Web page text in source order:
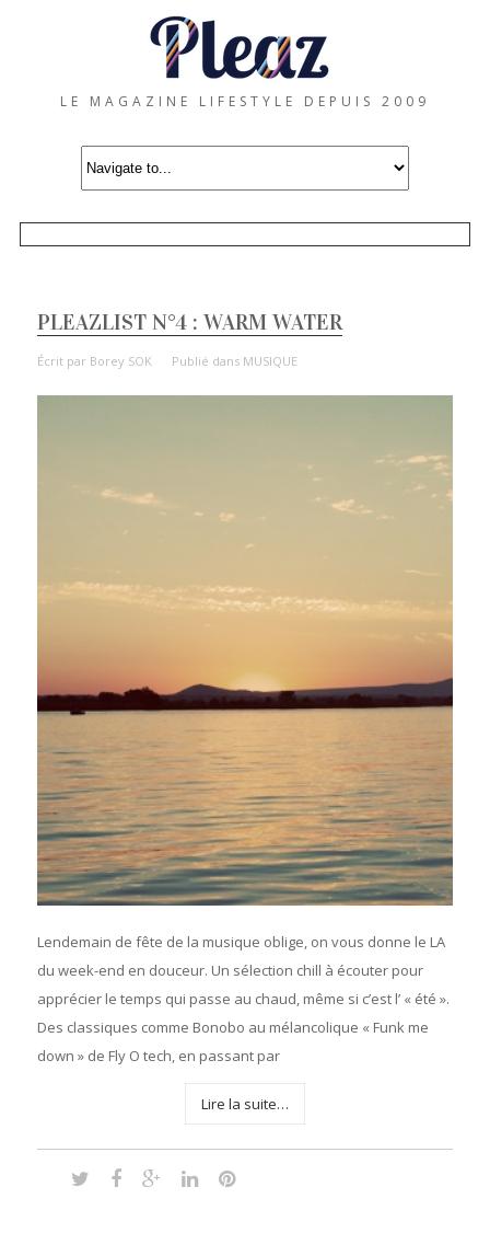
LE MAGAZINE LIFESTYLE DEPUIS 2009
PLEAZLIST N°4 : WARM WATER
Écrit par Borey SOK Publié dans MUSIQUE
Lendemain de fête de la musique oblige, on vous donne le LA
du week-end en douceur. Un sélection chill à écouter pour
apprécier le temps qui passe au chaud, même si c’est l’ « été ».
Des classiques comme Bonobo au mélancolique « Funk me
down » de Fly O tech, en passant par
Lire la suite…